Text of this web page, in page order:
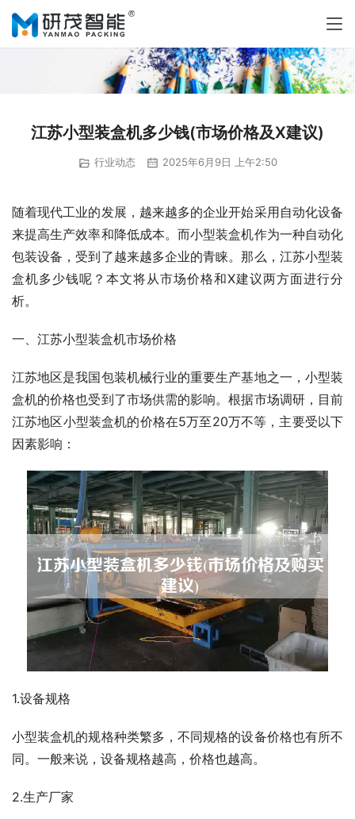
江苏小型装盒机多少钱(市场价格及X建议)
行业动态 2025年6月9日 上午2:50
随着现代工业的发展，越来越多的企业开始采用自动化设备
来提高生产效率和降低成本。而小型装盒机作为一种自动化
包装设备，受到了越来越多企业的青睐。那么，江苏小型装
盒机多少钱呢？本文将从市场价格和X建议两方面进行分
析。
一、江苏小型装盒机市场价格
江苏地区是我国包装机械行业的重要生产基地之一，小型装
盒机的价格也受到了市场供需的影响。根据市场调研，目前
江苏地区小型装盒机的价格在5万至20万不等，主要受以下
因素影响：
1.设备规格
小型装盒机的规格种类繁多，不同规格的设备价格也有所不
同。一般来说，设备规格越高，价格也越高。
2.生产厂家